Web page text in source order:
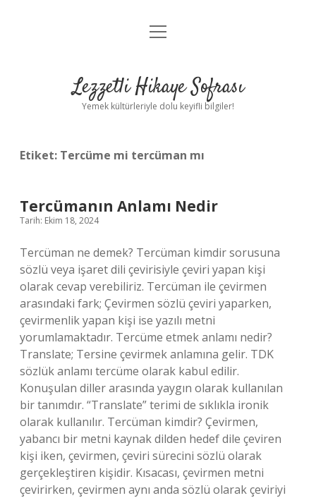
Anasayfa
Yasal Uyarı
menüyü
Lezzetli Hikaye Sofrası
Yemek kültürleriyle dolu keyifli bilgiler!
Etiket: Tercüme mi tercüman mı
Tercümanın Anlamı Nedir
Tarih: Ekim 18, 2024
Tercüman ne demek? Tercüman kimdir sorusuna
sözlü veya işaret dili çevirisiyle çeviri yapan kişi
olarak cevap verebiliriz. Tercüman ile çevirmen
arasındaki fark; Çevirmen sözlü çeviri yaparken,
çevirmenlik yapan kişi ise yazılı metni
yorumlamaktadır. Tercüme etmek anlamı nedir?
Translate; Tersine çevirmek anlamına gelir. TDK
sözlük anlamı tercüme olarak kabul edilir.
Konuşulan diller arasında yaygın olarak kullanılan
bir tanımdır. “Translate” terimi de sıklıkla ironik
olarak kullanılır. Tercüman kimdir? Çevirmen,
yabancı bir metni kaynak dilden hedef dile çeviren
kişi iken, çevirmen, çeviri sürecini sözlü olarak
gerçekleştiren kişidir. Kısacası, çevirmen metni
çevirirken, çevirmen aynı anda sözlü olarak çeviriyi